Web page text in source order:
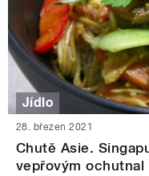
Jídlo
28. březen 2021
Chutě Asie.
vepřovým ochutnal